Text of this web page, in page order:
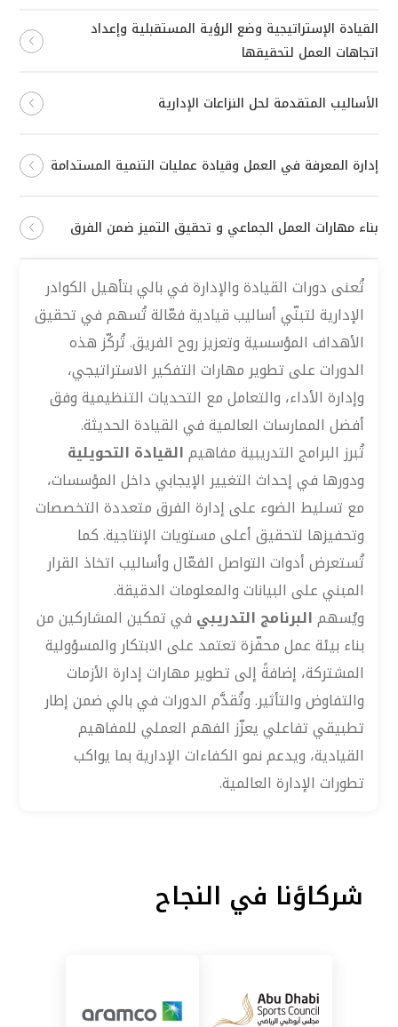
القيادة الإستراتيجية وضع الرؤية المستقبلية وإعداد
اتجاهات العمل لتحقيقها
الأساليب المتقدمة لحل النزاعات الإدارية
إدارة المعرفة في العمل وقيادة عمليات التنمية المستدامة
بناء مهارات العمل الجماعي و تحقيق التميز ضمن الفرق
تُعنى دورات القيادة والإدارة في بالي بتأهيل الكوادر
الإدارية لتبنّي أساليب قيادية فعّالة تُسهم في تحقيق
الأهداف المؤسسية وتعزيز روح الفريق. تُركّز هذه
الدورات على تطوير مهارات التفكير الاستراتيجي،
وإدارة الأداء، والتعامل مع التحديات التنظيمية وفق
أفضل الممارسات العالمية في القيادة الحديثة.
تُبرز البرامج التدريبية مفاهيمالقيادة التحويلية
ودورها في إحداث التغيير الإيجابي داخل المؤسسات،
مع تسليط الضوء على إدارة الفرق متعددة التخصصات
وتحفيزها لتحقيق أعلى مستويات الإنتاجية. كما
تُستعرض أدوات التواصل الفعّال وأساليب اتخاذ القرار
المبني على البيانات والمعلومات الدقيقة.
ويُسهمالبرنامج التدريبي في تمكين المشاركين من
بناء بيئة عمل محفّزة تعتمد على الابتكار والمسؤولية
المشتركة، إضافةً إلى تطوير مهارات إدارة الأزمات
والتفاوض والتأثير. وتُقدَّم الدورات في بالي ضمن إطار
تطبيقي تفاعلي يعزّز الفهم العملي للمفاهيم
القيادية، ويدعم نمو الكفاءات الإدارية بما يواكب
تطورات الإدارة العالمية.
شركاؤنا في النجاح